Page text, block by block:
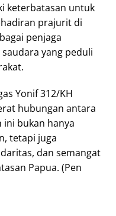
keterbatasan untuk
prajurit di
penjaga
yang peduli
Yonif 312/KH
hubungan antara
ini bukan hanya
tetapi juga
dan semangat
Papua. (Pen